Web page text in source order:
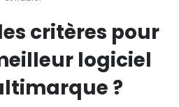
critères pour
logiciel
?